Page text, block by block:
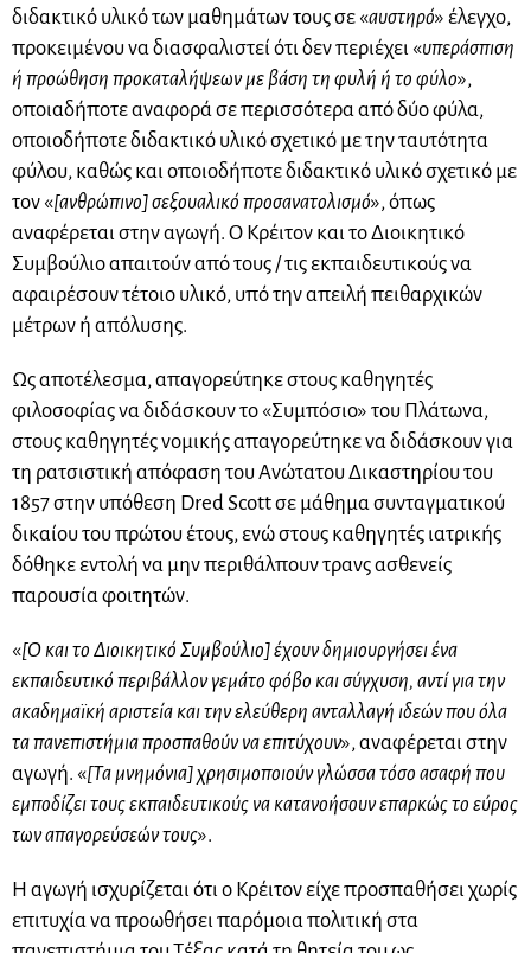
διδακτικό υλικό των μαθημάτων τους σε «αυστηρό» έλεγχο,
προκειμένου να διασφαλιστεί ότι δεν περιέχει «υπεράσπιση
ή προώθηση προκαταλήψεων με βάση τη φυλή ή το φύλο»,
οποιαδήποτε αναφορά σε περισσότερα από δύο φύλα,
οποιοδήποτε διδακτικό υλικό σχετικό με την ταυτότητα
φύλου, καθώς και οποιοδήποτε διδακτικό υλικό σχετικό με
τον «[ανθρώπινο] σεξουαλικό προσανατολισμό», όπως
αναφέρεται στην αγωγή. Ο Κρέιτον και το Διοικητικό
Συμβούλιο απαιτούν από τους / τις εκπαιδευτικούς να
αφαιρέσουν τέτοιο υλικό, υπό την απειλή πειθαρχικών
μέτρων ή απόλυσης.
Ως αποτέλεσμα, απαγορεύτηκε στους καθηγητές
φιλοσοφίας να διδάσκουν το «Συμπόσιο» του Πλάτωνα,
στους καθηγητές νομικής απαγορεύτηκε να διδάσκουν για
τη ρατσιστική απόφαση του Ανώτατου Δικαστηρίου του
1857 στην υπόθεση Dred Scott σε μάθημα συνταγματικού
δικαίου του πρώτου έτους, ενώ στους καθηγητές ιατρικής
δόθηκε εντολή να μην περιθάλπουν τρανς ασθενείς
παρουσία φοιτητών.
«[Ο και το Διοικητικό Συμβούλιο] έχουν δημιουργήσει ένα
εκπαιδευτικό περιβάλλον γεμάτο φόβο και σύγχυση, αντί για την
ακαδημαϊκή αριστεία και την ελεύθερη ανταλλαγή ιδεών που όλα
τα πανεπιστήμια προσπαθούν να επιτύχουν», αναφέρεται στην
αγωγή. «[Τα μνημόνια] χρησιμοποιούν γλώσσα τόσο ασαφή που
εμποδίζει τους εκπαιδευτικούς να κατανοήσουν επαρκώς το εύρος
των απαγορεύσεών τους».
Η αγωγή ισχυρίζεται ότι ο Κρέιτον είχε προσπαθήσει χωρίς
επιτυχία να προωθήσει παρόμοια πολιτική στα